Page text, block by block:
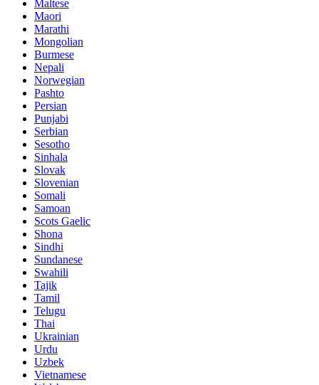
Maltese
Maori
Marathi
Mongolian
Burmese
Nepali
Norwegian
Pashto
Persian
Punjabi
Serbian
Sesotho
Sinhala
Slovak
Slovenian
Somali
Samoan
Scots Gaelic
Shona
Sindhi
Sundanese
Swahili
Tajik
Tamil
Telugu
Thai
Ukrainian
Urdu
Uzbek
Vietnamese